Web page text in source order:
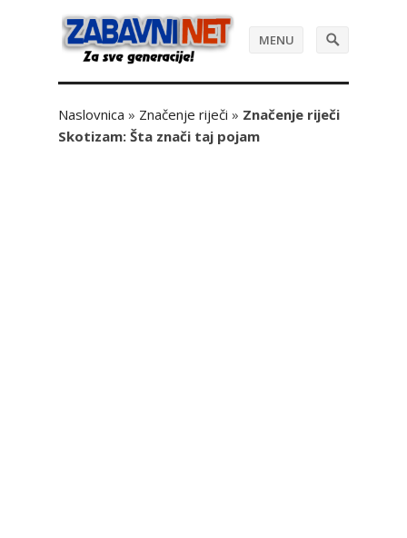
MENU
Naslovnica » Značenje riječi » Značenje riječi
Skotizam: Šta znači taj pojam